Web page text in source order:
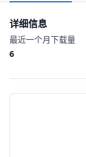
详细信息
最近一个月下载量
6